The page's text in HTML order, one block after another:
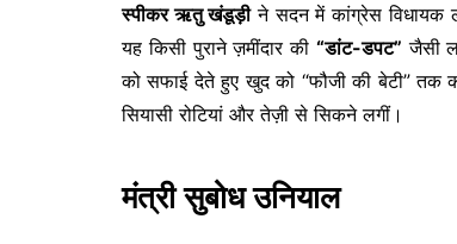
स्पीकर ऋतु खंडूड़ीने सदन में कांग्रेस विधायक
यह किसी पुराने ज़मींदार की “डांट-डपट” जैसी
को सफाई देते हुए खुद को “फौजी की बेटी” तक
सियासी रोटियां और तेज़ी से सिकने लगीं।
मंत्री सुबोध उनियाल